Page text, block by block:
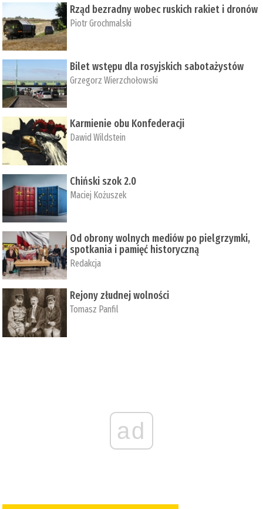
Rząd bezradny wobec ruskich rakiet i dronów
Piotr Grochmalski
Bilet wstępu dla rosyjskich sabotażystów
Grzegorz Wierzchołowski
Karmienie obu Konfederacji
Dawid Wildstein
Chiński szok 2.0
Maciej Kożuszek
Od obrony wolnych mediów po pielgrzymki,
spotkania i pamięć historyczną
Redakcja
Rejony złudnej wolności
Tomasz Panfil
ad